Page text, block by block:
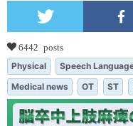
6442 posts
Physical Speech
Medical news
OT ST